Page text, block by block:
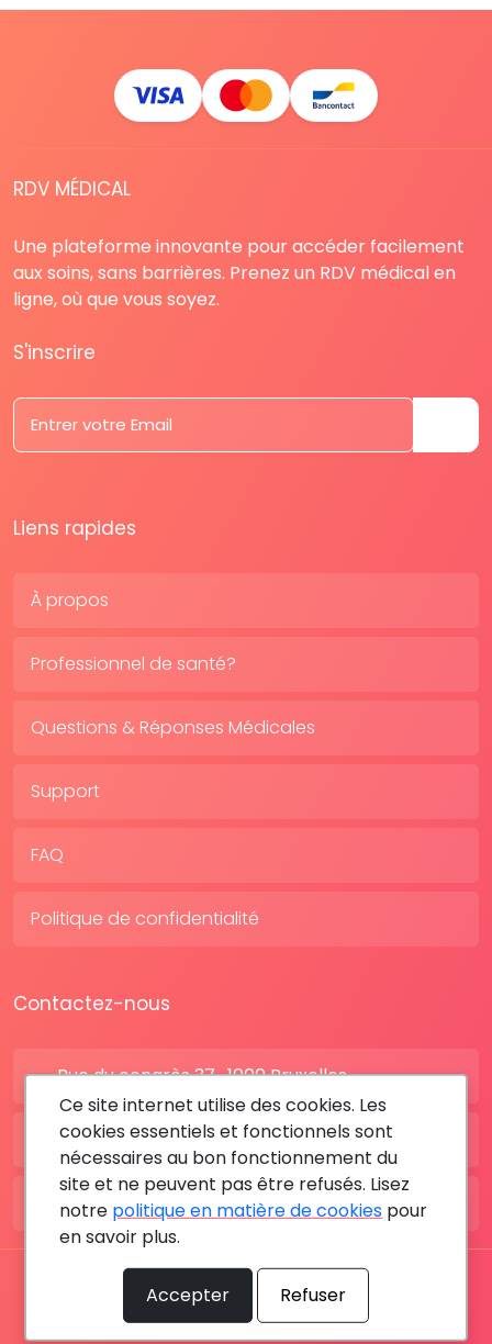
RDV MÉDICAL
Une plateforme innovante pour accéder facilement
aux soins, sans barrières. Prenez un RDV médical en
ligne, où que vous soyez.
S'inscrire
Liens rapides
À propos
Professionnel de santé?
Questions & Réponses Médicales
Support
FAQ
Politique de confidentialité
Contactez-nous
Rue du congrès 37 , 1000 Bruxelles
BE: +32 28080227
FR: +33 183642895
Tous les droits sont réservés © 2026 RDV MÉDICAL By
MediaSatCom
Ce site internet utilise des cookies. Les
cookies essentiels et fonctionnels sont
nécessaires au bon fonctionnement du
site et ne peuvent pas être refusés. Lisez
notre politique en matière de cookies pour
en savoir plus.
Accepter Refuser